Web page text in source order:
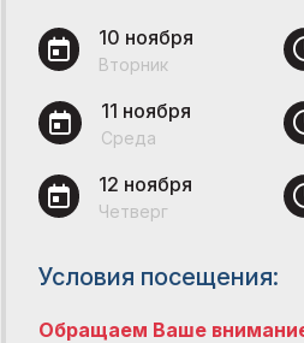
10 ноября
Вторник
11 ноября
Среда
12 ноября
Четверг
Условия посещения:
Обращаем Ваше